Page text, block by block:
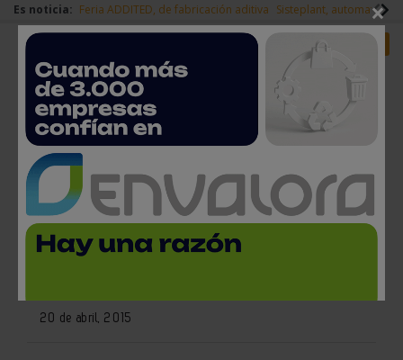
Es noticia: Feria ADDITED, de fabricación aditiva Sisteplant,
Redes Sociales Login empresas
Satisfactoria participación de
Hepyc en la feria de negocios
20 de abril, 2015
×